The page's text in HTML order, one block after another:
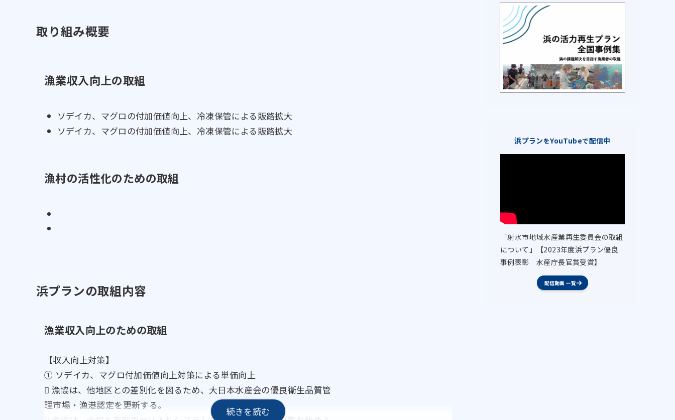
取り組み概要
漁業収入向上の取組
ソデイカ、マグロの付加価値向上、冷凍保管による販路拡大
ソデイカ、マグロの付加価値向上、冷凍保管による販路拡大
漁村の活性化のための取組
浜プランの取組内容
漁業収入向上のための取組
【収入向上対策】
① ソデイカ、マグロ付加価値向上対策による単価向上
 漁協は、他地区との差別化を図るため、大日本水産会の優良衛生品質管
理市場・漁港認定を更新する。
浜プランをYouTubeで配信中
「射水市地域水産業再生委員会の取組
について」【2023年度浜プラン優良
事例表彰 水産庁長官賞受賞】
配信動画 一覧